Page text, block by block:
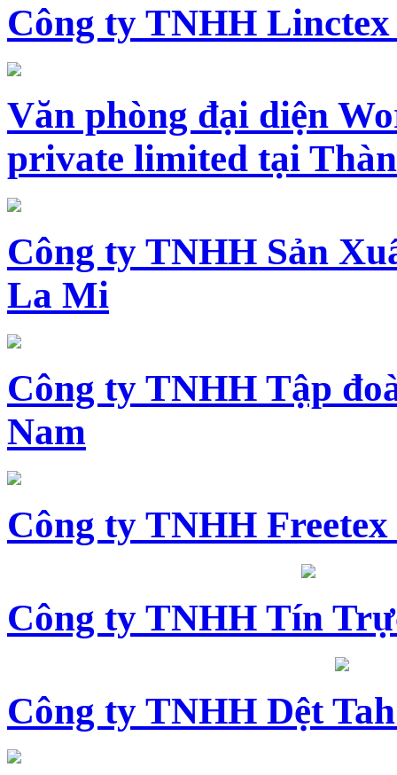
Công ty TNHH Linctex
Văn phòng đại diện
private limited tại
Công ty TNHH Sản
La Mi
Công ty TNHH Tập
Nam
Công ty TNHH
Công ty TNHH Tín
Công ty TNHH Dệt